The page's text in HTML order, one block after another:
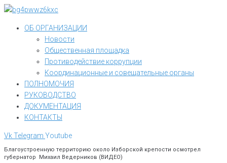
Перейти
контентуОБ ОРГАНИЗАЦИИ
Новости
Общественная площадка
Противодействие коррупции
Координационные и совещательные органы
ПОЛНОМОЧИЯ
РУКОВОДСТВО
ДОКУМЕНТАЦИЯ
КОНТАКТЫ
VkTelegram Youtube
Благоустроенную территорию около Изборской крепости осмотрел
губернатор Михаил Ведерников (ВИДЕО)